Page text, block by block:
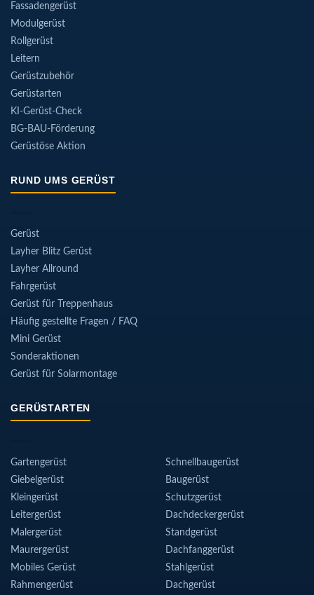
Fassadengerüst
Modulgerüst
Rollgerüst
Leitern
Gerüstzubehör
Gerüstarten
KI-Gerüst-Check
BG-BAU-Förderung
Gerüstöse Aktion
RUND UMS GERÜST
Gerüst
Layher Blitz Gerüst
Layher Allround
Fahrgerüst
Gerüst für Treppenhaus
Häufig gestellte Fragen / FAQ
Mini Gerüst
Sonderaktionen
Gerüst für Solarmontage
GERÜSTARTEN
Gartengerüst
Giebelgerüst
Kleingerüst
Leitergerüst
Malergerüst
Maurergerüst
Mobiles Gerüst
Rahmengerüst
Schnellbaugerüst
Baugerüst
Schutzgerüst
Dachdeckergerüst
Standgerüst
Dachfanggerüst
Stahlgerüst
Dachgerüst